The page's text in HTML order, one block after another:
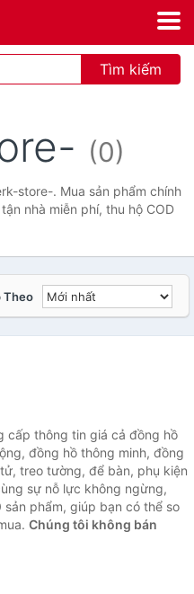
Tìm kiếm
(0)
store-. Mua sản phẩm chính
nhà miễn phí, thu hộ COD
Theo
cấp thông tin giá cả đồng hồ
đồng hồ thông minh, đồng
treo tường, để bàn, phụ kiện
sự nỗ lực không ngừng,
phẩm, giúp bạn có thể so
Chúng tôi không bán